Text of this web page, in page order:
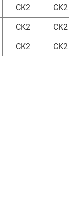
CK2 CK2
CK2 CK2
CK2 CK2